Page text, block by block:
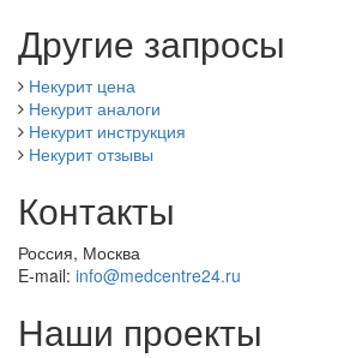
Другие запросы
Некурит цена
Некурит аналоги
Некурит инструкция
Некурит отзывы
Контакты
Россия, Москва
E-mail: info@medcentre24.ru
Наши проекты